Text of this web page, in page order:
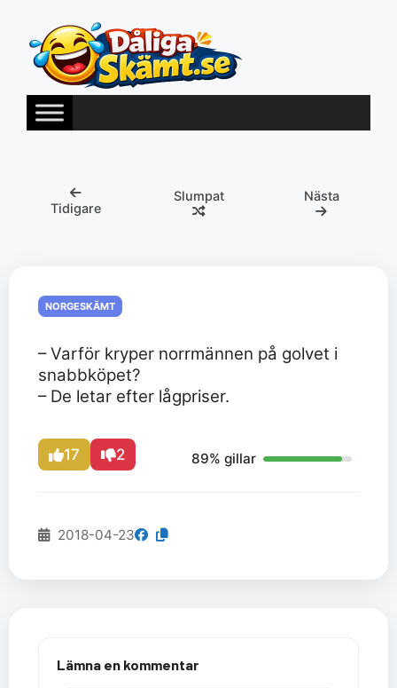
innehåll
Tidigare
Slumpat Nästa
NORGESKÄMT
– Varför kryper norrmännen på golvet i
snabbköpet?
– De letar efter lågpriser.
17 2 89% gillar
2018-04-23
Lämna en kommentar